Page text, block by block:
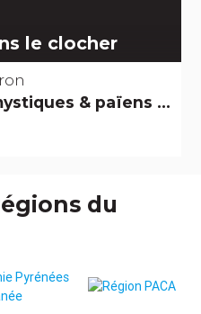
le clocher
Edifices remarquables
du